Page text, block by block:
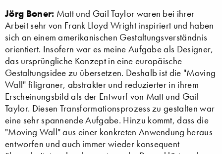
Jörg Boner: Matt und Gail Taylor waren bei ihrer
Arbeit sehr von Frank Lloyd Wright inspiriert und haben
sich an einem amerikanischen Gestaltungsverständnis
orientiert. Insofern war es meine Aufgabe als Designer,
das ursprüngliche Konzept in eine europäische
Gestaltungsidee zu übersetzen. Deshalb ist die "Moving
Wall" filigraner, abstrakter und reduzierter in ihrem
Erscheinungsbild als der Entwurf von Matt und Gail
Taylor. Diesen Transformationsprozess zu gestalten war
eine sehr spannende Aufgabe. Hinzu kommt, dass die
"Moving Wall" aus einer konkreten Anwendung heraus
entworfen und auch immer wieder konsequent